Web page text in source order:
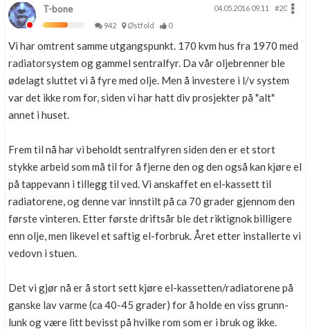
T-bone 04.05.2016 09.11
#20
942
Østfold 0
Vi har omtrent samme utgangspunkt. 170 kvm hus fra 1970 med
radiatorsystem og gammel sentralfyr. Da vår oljebrenner ble
ødelagt sluttet vi å fyre med olje. Men å investere i l/v system
var det ikke rom for, siden vi har hatt div prosjekter på "alt"
annet i huset.
Frem til nå har vi beholdt sentralfyren siden den er et stort
stykke arbeid som må til for å fjerne den og den også kan kjøre el
på tappevann i tillegg til ved. Vi anskaffet en el-kassett til
radiatorene, og denne var innstilt på ca 70 grader gjennom den
første vinteren. Etter første driftsår ble det riktignok billigere
enn olje, men likevel et saftig el-forbruk. Året etter installerte vi
vedovn i stuen.
Det vi gjør nå er å stort sett kjøre el-kassetten/radiatorene på
ganske lav varme (ca 40-45 grader) for å holde en viss grunn-
lunk og være litt bevisst på hvilke rom som er i bruk og ikke.